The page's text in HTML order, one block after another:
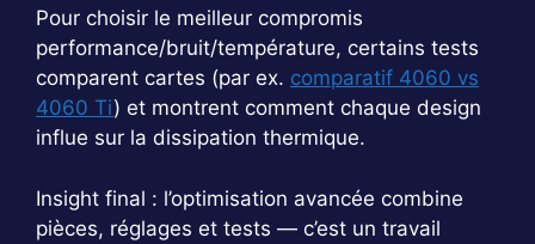
Pour choisir le meilleur compromis
performance/bruit/température, certains tests
comparent cartes (par ex. comparatif 4060 vs
4060 Ti) et montrent comment chaque design
influe sur la dissipation thermique.
Insight final : l’optimisation avancée combine
pièces, réglages et tests — c’est un travail